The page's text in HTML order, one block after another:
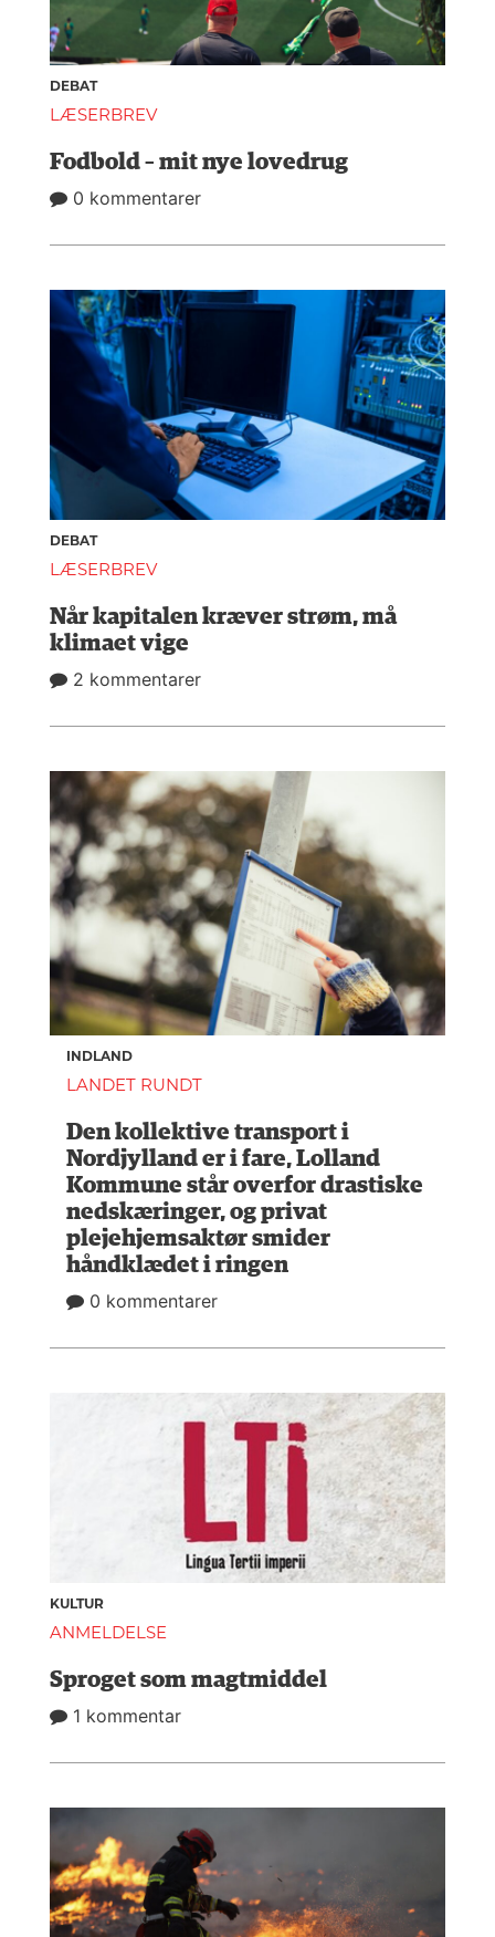
DEBAT
LÆSERBREV
Fodbold – mit nye lovedrug
0 kommentarer
DEBAT
LÆSERBREV
Når kapitalen kræver strøm, må
klimaet vige
2 kommentarer
INDLAND
LANDET RUNDT
Den kollektive transport i
Nordjylland er i fare, Lolland
Kommune står overfor drastiske
nedskæringer, og privat
plejehjemsaktør smider
håndklædet i ringen
0 kommentarer
KULTUR
ANMELDELSE
Sproget som magtmiddel
1 kommentar